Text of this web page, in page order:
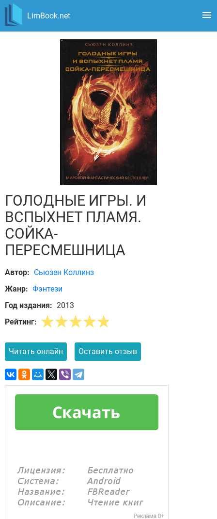
LimBook.net
ГОЛОДНЫЕ ИГРЫ. И
ВСПЫХНЕТ ПЛАМЯ.
СОЙКА-
ПЕРЕСМЕШНИЦА
Автор: Сьюзен Коллинз
Жанр: Фэнтези
Год издания: 2013
Рейтинг:
Читать онлайн Оставить отзыв